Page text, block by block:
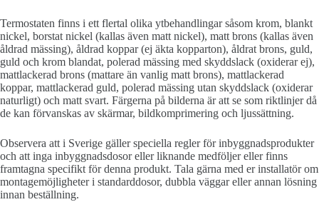
Termostaten finns i ett flertal olika ytbehandlingar såsom krom, blankt
nickel, borstat nickel (kallas även matt nickel), matt brons (kallas även
åldrad mässing), åldrad koppar (ej äkta kopparton), åldrat brons, guld,
guld och krom blandat, polerad mässing med skyddslack (oxiderar ej),
mattlackerad brons (mattare än vanlig matt brons), mattlackerad
koppar, mattlackerad guld, polerad mässing utan skyddslack (oxiderar
naturligt) och matt svart. Färgerna på bilderna är att se som riktlinjer då
de kan förvanskas av skärmar, bildkomprimering och ljussättning.
Observera att i Sverige gäller speciella regler för inbyggnadsprodukter
och att inga inbyggnadsdosor eller liknande medföljer eller finns
framtagna specifikt för denna produkt. Tala gärna med er installatör om
montagemöjligheter i standarddosor, dubbla väggar eller annan lösning
innan beställning.